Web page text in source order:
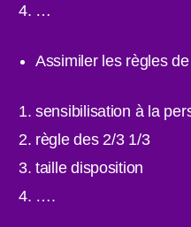
…
Assimiler les règles
sensibilisation à la
règle des 2/3 1/3
taille disposition
….